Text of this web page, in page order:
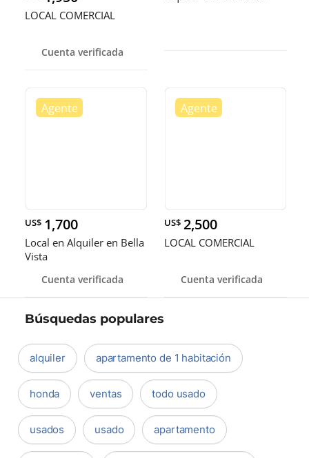
LOCAL COMERCIAL
Cuenta verificada
US$ 1,700
Local en Alquiler en Bella
Vista
Cuenta verificada
US$ 2,500
LOCAL COMERCIAL
Cuenta verificada
Búsquedas populares
alquiler apartamento de 1 habitación
honda ventas todo usado
usados usado apartamento